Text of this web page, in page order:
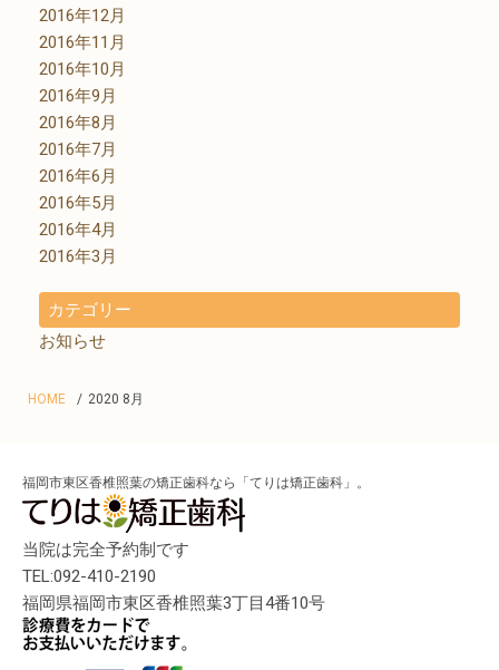
2016年12月
2016年11月
2016年10月
2016年9月
2016年8月
2016年7月
2016年6月
2016年5月
2016年4月
2016年3月
カテゴリー
お知らせ
HOME 2020 8月
福岡市東区香椎照葉の矯正歯科なら「てりは矯正歯科」。
当院は完全予約制です
TEL:092-410-2190
福岡県福岡市東区香椎照葉3丁目4番10号